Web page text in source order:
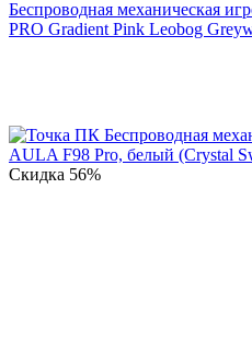
Беспроводная механическая
PRO Gradient Pink Leobog
Скидка 56%